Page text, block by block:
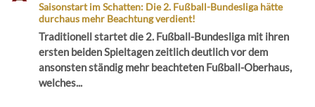
Saisonstart im Schatten: Die 2. Fußball-Bundesliga hätte
durchaus mehr Beachtung verdient!
Traditionell startet die 2. Fußball-Bundesliga mit ihren
ersten beiden Spieltagen zeitlich deutlich vor dem
ansonsten ständig mehr beachteten Fußball-Oberhaus,
welches...